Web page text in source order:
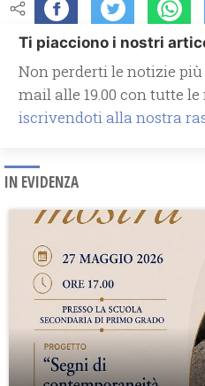
Ti piacciono i nostri
Non perderti le notizie
mail alle 19.00 con tutte
iscrivendoti alla nostra
IN EVIDENZA